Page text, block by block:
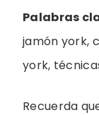
Palabras
jamón york,
york,
Recuerda